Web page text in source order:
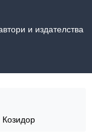
и издателства
Козидор